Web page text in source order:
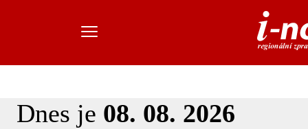
Dnes je 08. 08. 2026